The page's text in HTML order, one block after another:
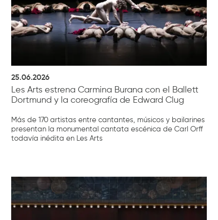
25.06.2026
Les Arts estrena Carmina Burana con el Ballett
Dortmund y la coreografía de Edward Clug
Más de 170 artistas entre cantantes, músicos y bailarines
presentan la monumental cantata escénica de Carl Orff
todavía inédita en Les Arts